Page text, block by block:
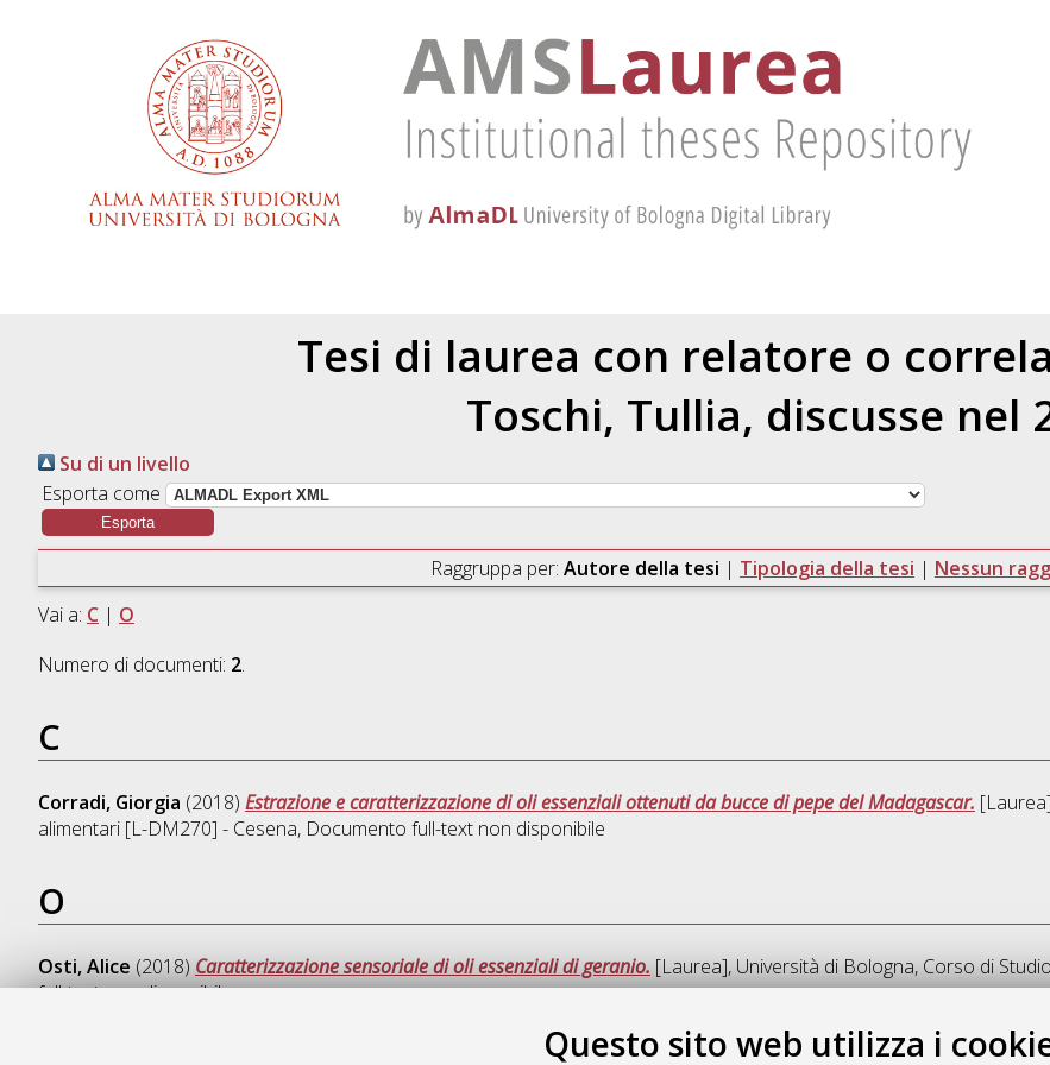
Questo sito web utilizza i
Tesi di laurea con relatore o
Toschi, Tullia, discusse nel
Su di un livello
Esporta come
Raggruppa per: Autore della tesi | Tipologia della tesi | Nessun
Vai a: C| O
Numero di documenti: 2.
C
Corradi, Giorgia (2018) Estrazione e caratterizzazione di oli essenziali ottenuti da bucce di pepe del Madagascar.
alimentari [L-DM270] - Cesena, Documento full-text non disponibile
O
Osti, Alice (2018) Caratterizzazione sensoriale di oli essenziali di geranio. [Laurea], Università di Bologna, Corso di
full-text non disponibile